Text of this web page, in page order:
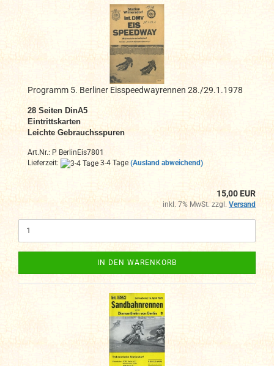
Programm 5. Berliner Eisspeedwayrennen 28./29.1.1978
28 Seiten DinA5
Eintrittskarten
Leichte Gebrauchsspuren
Art.Nr.: P BerlinEis7801
Lieferzeit:
3-4 Tage (Ausland abweichend)
15,00 EUR
inkl. 7% MwSt. zzgl. Versand
IN DEN WARENKORB